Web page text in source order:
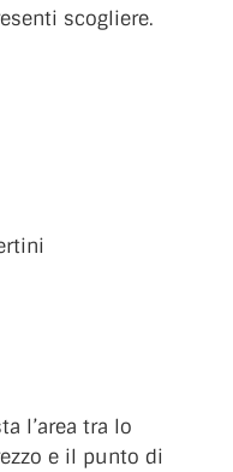
scogliere.
l’area tra lo
e il punto di